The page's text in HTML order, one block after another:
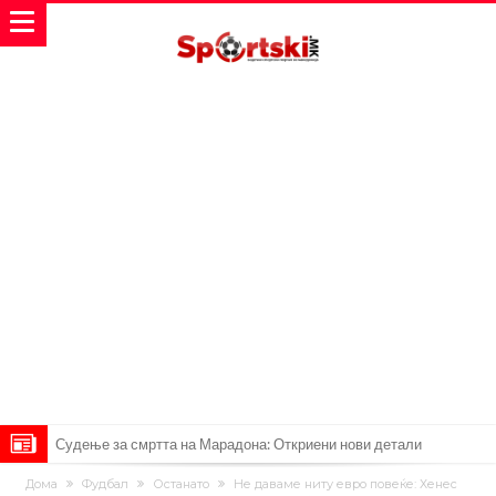
Судење за смртта на Марадона: Откриени нови детали
Англиски репрезентативец обвинет за напад во ноќен клуб – ќе
Дома Фудбал Останато
Не даваме ниту евро повеќе: Хенес